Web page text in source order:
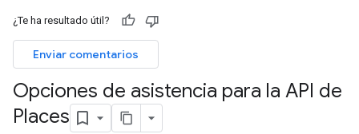
¿Te ha resultado útil?
Enviar comentarios
Opciones de asistencia para la API de
Places